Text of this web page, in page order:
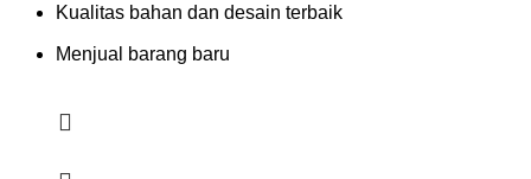
Kualitas bahan dan desain terbaik
Menjual barang baru